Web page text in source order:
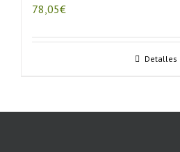
78,05€
Detalles